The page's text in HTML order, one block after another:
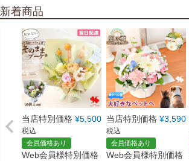
新着商品
当店特別価格 ¥5,500
税込
会員価格あり
Web会員様特別価格
当店特別価格 ¥3,590
税込
会員価格あり
Web会員様特別価格